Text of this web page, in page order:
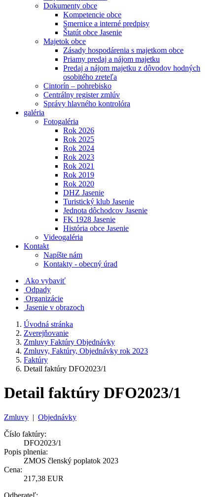
Dokumenty obce
Kompetencie obce
Smernice a interné predpisy
Štatút obce Jasenie
Majetok obce
Zásady hospodárenia s majetkom obce
Priamy predaj a nájom majetku
Predaj a nájom majetku z dôvodov hodných
osobitého zreteľa
Cintorín – pohrebisko
Centrálny register zmlúv
Správy hlavného kontrolóra
galéria
Fotogaléria
Rok 2026
Rok 2025
Rok 2024
Rok 2023
Rok 2021
Rok 2019
Rok 2020
DHZ Jasenie
Turistický klub Jasenie
Jednota dôchodcov Jasenie
FK 1928 Jasenie
História obce Jasenie
Videogaléria
Kontakt
Napíšte nám
Kontakty - obecný úrad
Ako vybaviť
Odpady
Organizácie
Jasenie v obrazoch
Úvodná stránka
Zverejňovanie
Zmluvy Faktúry Objednávky
Zmluvy, Faktúry, Objednávky rok 2023
Faktúry
Detail faktúry DFO2023/1
Detail faktúry DFO2023/1
Zmluvy | Objednávky
Číslo faktúry:
DFO2023/1
Popis plnenia:
ZMOS členský poplatok 2023
Cena:
217,38 EUR
Odberateľ: